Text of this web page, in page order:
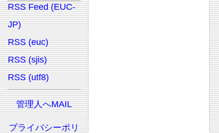
RSS Feed (EUC-
JP)
RSS (euc)
RSS (sjis)
RSS (utf8)
管理人へMAIL
プライバシーポリ